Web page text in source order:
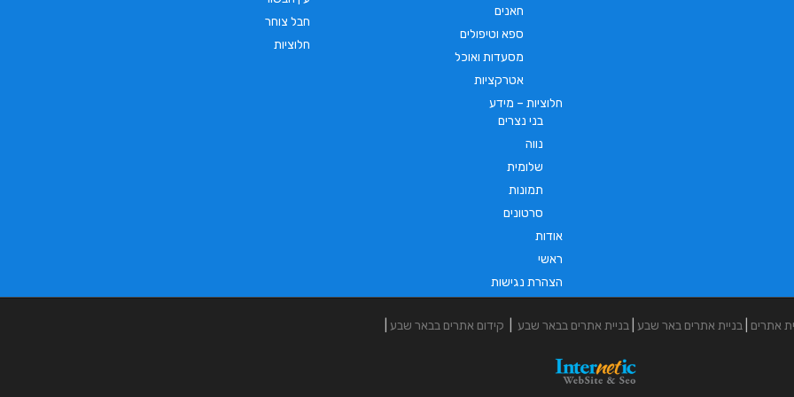
חבל צוחר
חלוציות
חאנים
ספא וטיפולים
מסעדות ואוכל
אטרקציות
חלוציות – מידע
בני נצרים
נווה
שלומית
תמונות
סרטונים
אודות
ראשי
הצהרת נגישות
אתרים בניית אתרים באר שבע בניית אתרים בבאר שבע קידום אתרים בבאר שבע